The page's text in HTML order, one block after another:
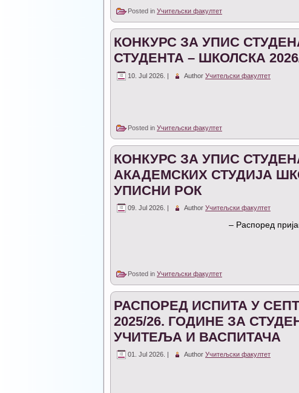
Posted in Учитељски факултет
КОНКУРС ЗА УПИС
СТУДЕНТА – ШКОЛСКА
10. Jul 2026. | Author Учитељски факултет
Posted in Учитељски факултет
КОНКУРС ЗА УПИС
АКАДЕМСКИХ СТУДИЈА
УПИСНИ РОК
09. Jul 2026. | Author Учитељски факултет
– Распоред
Posted in Учитељски факултет
РАСПОРЕД ИСПИТА У
2025/26. ГОДИНЕ ЗА
УЧИТЕЉА И ВАСПИТАЧА
01. Jul 2026. | Author Учитељски факултет